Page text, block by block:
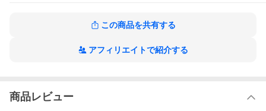
●バルブオイル（素早いレスポンスと滑らかさが長時間持続し、軽
快なバルブアクションが得られます。）
れを取る時に使用します。）
水性に優れ、汚れとりにも優れた効果を発揮します。）
●マウスピーススワブ（マウスピース用スワブです。吸水性に優
この商品を共有する
アフィリエイトで紹介する
商品レビュー